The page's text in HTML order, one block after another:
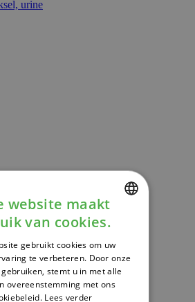
urine
DUTCH
FRENCH
ENGLISH
website maakt
van cookies.
gebruikt cookies om uw
te verbeteren. Door onze
stemt u in met alle
overeenstemming met ons
Lees verder